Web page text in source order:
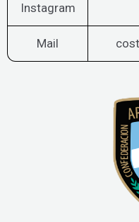
Instagram
Mail